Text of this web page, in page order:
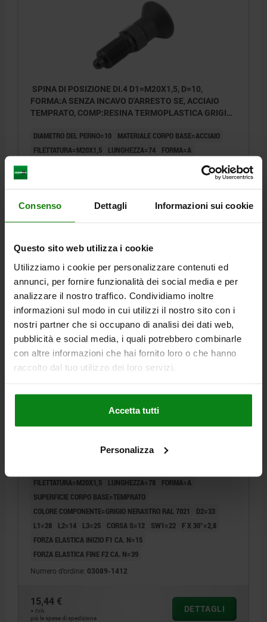
Consenso Dettagli Informazioni sui cookie
Questo sito web utilizza i cookie
Utilizziamo i cookie per personalizzare contenuti ed
annunci, per fornire funzionalità dei social media e per
analizzare il nostro traffico. Condividiamo inoltre
informazioni sul modo in cui utilizzi il nostro sito con i
nostri partner che si occupano di analisi dei dati web,
pubblicità e social media, i quali potrebbero combinarle
con altre informazioni che hai fornito loro o che hanno
raccolto dal tuo utilizzo dei loro servizi.
Accetta tutti
Personalizza
SPINA DI POSIZIONE DI.4 D1=M20X1,5, D=10,
FORMA:A SENZA INCAVO D'ARRESTO SE, ACCIAIO
TEMPRATO, COMP:RESINA TERMOPLASTICA GRIGIO
DIAMETRO DEL PERNO=10
MATERIALE CORPO BASE=ACCIAIO
FILETTATURA=M20X1,5
LUNGHEZZA=74
FORMA=A
D2=33
FORZA ELASTICA INIZIO F1 CA. N=15
FORZA ELASTICA FINE F2 CA. N=34
10,91 €
più le spese di spedizione
DETTAGLI
03089
TEMPRATO, COMP:RESINA TERMOPLASTICA GRIGIO
FILETTATURA=M20X1,5
LUNGHEZZA=78
FORMA=A
SUPERFICIE CORPO BASE=TEMPRATO
COLORE COMPONENTE=GRIGIO NERASTRO RAL 7021
D2=33
L1=28
L2=14 L3=25 CORSA S=12 SW1=22
F X 30°=2,8
FORZA ELASTICA INIZIO F1 CA. N=15
FORZA ELASTICA FINE F2 CA. N=39
Numero d’ordine: 03089-1412
15,44 €
+ IVA
più le spese di spedizione
DETTAGLI